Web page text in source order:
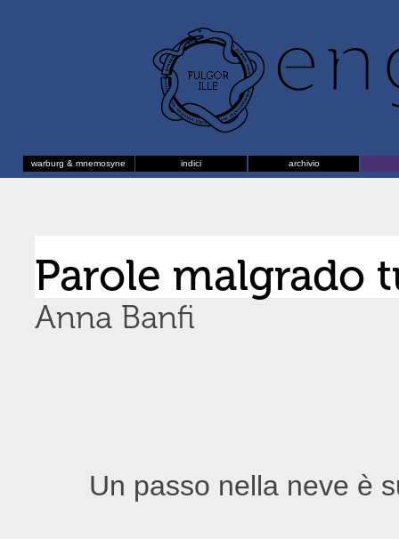
warburg & mnemosyne indici archivio
Parole malgrado
Anna Banfi
Un passo nella neve è